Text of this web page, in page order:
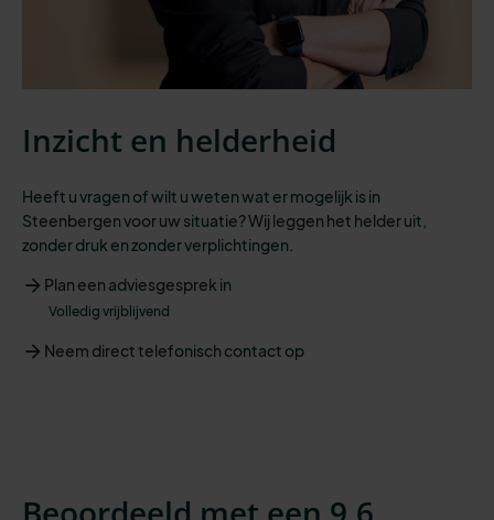
Inzicht en helderheid
Heeft u vragen of wilt u weten wat er mogelijk is in
Steenbergen voor uw situatie? Wij leggen het helder uit,
zonder druk en zonder verplichtingen.
Plan een adviesgesprek in
Volledig vrijblijvend
Neem direct telefonisch contact op